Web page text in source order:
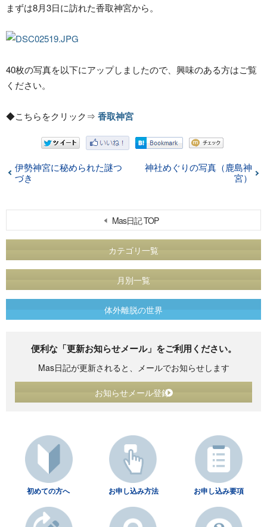
Mas日記 TOP
カテゴリ一覧
月別一覧
体外離脱の世界
便利な「更新お知らせメール」をご利用ください。
Mas日記が更新されると、メールでお知らせします
お知らせメール登録
まずは8月3日に訪れた香取神宮から。
40枚の写真を以下にアップしましたので、興味のある方はご覧
ください。
◆こちらをクリック⇒ 香取神宮
伊勢神宮に秘められた謎つ
づき
神社めぐりの写真（鹿島神
宮）
初めての方へ お申し込み方法 お申し込み要項